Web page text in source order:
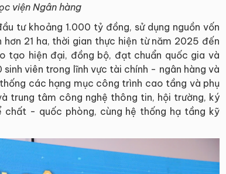
viện Ngân hàng
tư khoảng 1.000 tỷ đồng, sử dụng nguồn vốn
21 ha, thời gian thực hiện từ năm 2025 đến
tạo hiện đại, đồng bộ, đạt chuẩn quốc gia và
viên trong lĩnh vực tài chính - ngân hàng và
các hạng mục công trình cao tầng và phụ
trung tâm công nghệ thông tin, hội trường, ký
chất - quốc phòng, cùng hệ thống hạ tầng kỹ